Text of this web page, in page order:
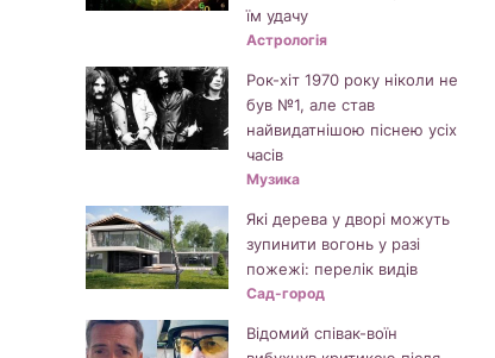
їм удачу
Астрологія
Рок-хіт 1970 року ніколи не
був №1, але став
найвидатнішою піснею усіх
часів
Музика
Які дерева у дворі можуть
зупинити вогонь у разі
пожежі: перелік видів
Сад-город
Відомий співак-воїн